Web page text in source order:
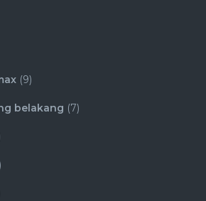
(9)
belakang (7)